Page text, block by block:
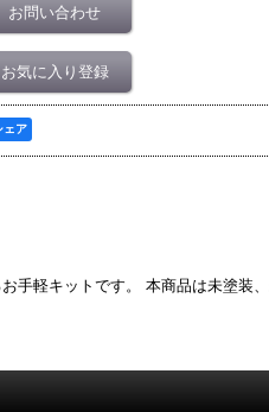
お問い合わせ
お気に入り登録
ェア
手軽キットです。 本商品は未塗装